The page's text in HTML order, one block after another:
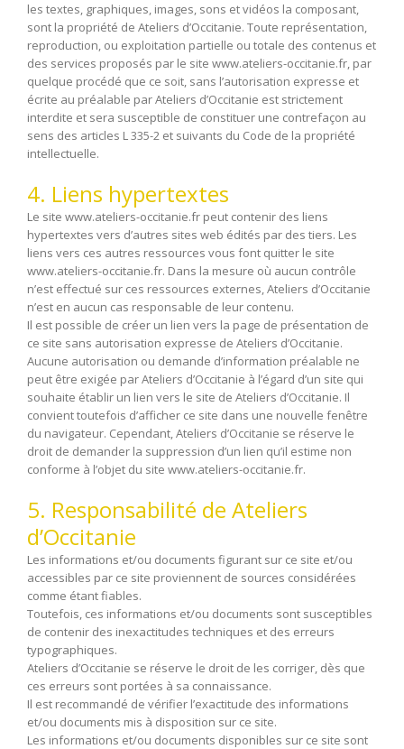
les textes, graphiques, images, sons et vidéos la composant,
sont la propriété de Ateliers d’Occitanie. Toute représentation,
reproduction, ou exploitation partielle ou totale des contenus et
des services proposés par le site www.ateliers-occitanie.fr, par
quelque procédé que ce soit, sans l’autorisation expresse et
écrite au préalable par Ateliers d’Occitanie est strictement
interdite et sera susceptible de constituer une contrefaçon au
sens des articles L 335-2 et suivants du Code de la propriété
intellectuelle.
4. Liens hypertextes
Le site www.ateliers-occitanie.fr peut contenir des liens
hypertextes vers d’autres sites web édités par des tiers. Les
liens vers ces autres ressources vous font quitter le site
www.ateliers-occitanie.fr. Dans la mesure où aucun contrôle
n’est effectué sur ces ressources externes, Ateliers d’Occitanie
n’est en aucun cas responsable de leur contenu.
Il est possible de créer un lien vers la page de présentation de
ce site sans autorisation expresse de Ateliers d’Occitanie.
Aucune autorisation ou demande d’information préalable ne
peut être exigée par Ateliers d’Occitanie à l’égard d’un site qui
souhaite établir un lien vers le site de Ateliers d’Occitanie. Il
convient toutefois d’afficher ce site dans une nouvelle fenêtre
du navigateur. Cependant, Ateliers d’Occitanie se réserve le
droit de demander la suppression d’un lien qu’il estime non
conforme à l’objet du site www.ateliers-occitanie.fr.
5. Responsabilité de Ateliers
d’Occitanie
Les informations et/ou documents figurant sur ce site et/ou
accessibles par ce site proviennent de sources considérées
comme étant fiables.
Toutefois, ces informations et/ou documents sont susceptibles
de contenir des inexactitudes techniques et des erreurs
typographiques.
Ateliers d’Occitanie se réserve le droit de les corriger, dès que
ces erreurs sont portées à sa connaissance.
Il est recommandé de vérifier l’exactitude des informations
et/ou documents mis à disposition sur ce site.
Les informations et/ou documents disponibles sur ce site sont